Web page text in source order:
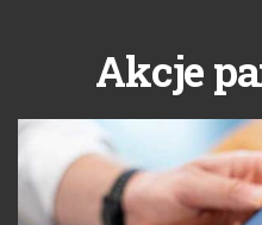
Akcje